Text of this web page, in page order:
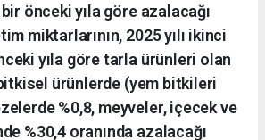
önceki yıla göre azalacağı
miktarlarının, 2025 yılı ikinci
yıla göre tarla ürünleri olan
ürünlerde (yem bitkileri
%0,8, meyveler, içecek ve
%30,4 oranında azalacağı